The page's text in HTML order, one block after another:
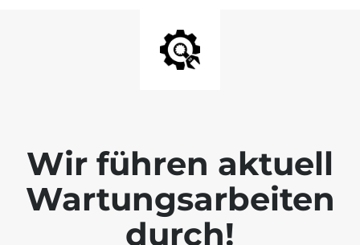
Wir führen aktuell
Wartungsarbeiten
durch!